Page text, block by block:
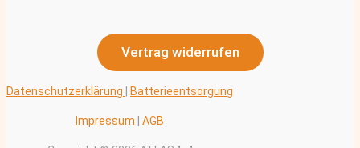
Vertrag widerrufen
Datenschutzerklärung Batterieentsorgung
Impressum AGB